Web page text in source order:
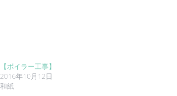
【ボイラー工事】
2016年10月12日
和紙